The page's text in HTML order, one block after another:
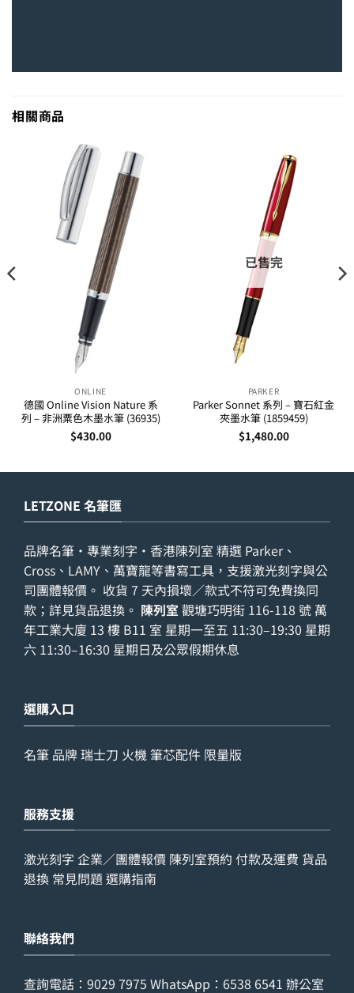
相關商品
ONLINE
德國 Online Vision Nature 系
列 – 非洲粟色木墨水筆 (36935)
$430.00
已售完
PARKER
Parker Sonnet 系列 – 寶石紅金
夾墨水筆 (1859459)
$1,480.00
LETZONE 名筆匯
品牌名筆・專業刻字・香港陳列室 精選 Parker、
Cross、LAMY、萬寶龍等書寫工具，支援激光刻字與公
司團體報價。 收貨 7 天內損壞／款式不符可免費換同
款；詳見貨品退換 。 陳列室 觀塘巧明街 116-118 號 萬
年工業大廈 13 樓 B11 室 星期一至五 11:30–19:30 星期
六 11:30–16:30 星期日及公眾假期休息
選購入口
名筆 品牌瑞士刀 火機 筆芯配件 限量版
服務支援
激光刻字 企業／團體報價 陳列室預約 付款及運費 貨品
退換 常見問題 選購指南
聯絡我們
查詢電話： 9029 7975 WhatsApp： 6538 6541 辦公室